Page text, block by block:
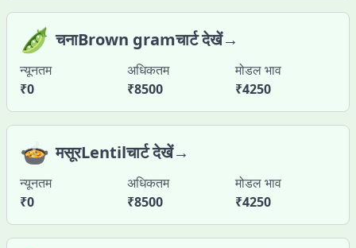
🫛 चनाBrown gramचार्ट देखें→
न्यूनतम
₹0
अधिकतम
₹8500
मोडल भाव
₹4250
🍲 मसूरLentilचार्ट देखें→
न्यूनतम
₹0
अधिकतम
₹8500
मोडल भाव
₹4250